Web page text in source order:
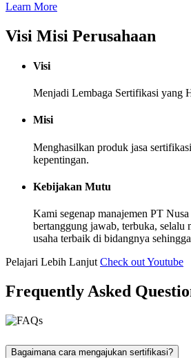
Learn More
Visi Misi Perusahaan
Visi
Menjadi Lembaga Sertifikasi yang
Misi
Menghasilkan produk jasa
kepentingan.
Kebijakan Mutu
Kami segenap manajemen PT
bertanggung jawab, terbuka, selalu
usaha terbaik di bidangnya
Pelajari Lebih Lanjut Check out Youtube
Frequently Asked
Bagaimana cara mengajukan sertifikasi?